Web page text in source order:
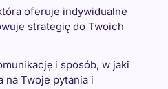
oferuje indywidualne
strategię do Twoich
i sposób, w jaki
na Twoje pytania i